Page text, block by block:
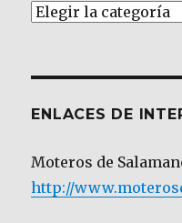
Artículos
ENLACES DE
Moteros de
http://